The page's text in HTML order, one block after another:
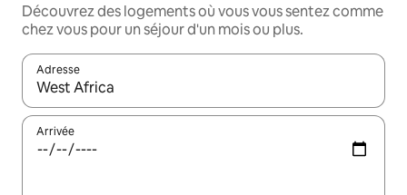
Découvrez des logements où vous vous sentez comme
chez vous pour un séjour d'un mois ou plus.
Adresse
Lorsque les résultats s'affichent, utilisez les flèches vers le
Arrivée